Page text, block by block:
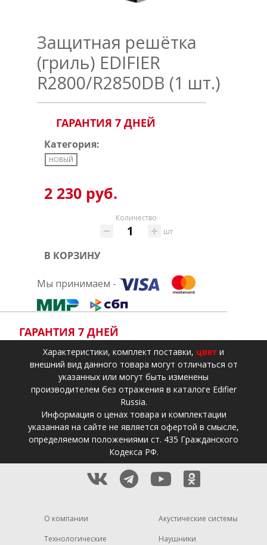
Защитная решётка
(гриль) EDIFIER
R2800/R2850DB (1 шт.)
ГАРАНТИЯ 7 ДНЕЙ
Категория:
НОВЫЙ
2 230 руб.
Количество
шт
В КОРЗИНУ
Мы принимаем -
ГАРАНТИЯ 7 ДНЕЙ
Xарактеристики, комплект поставки, цвет и
внешний вид данного товара могут отличаться от
указанных или могут быть изменены
производителем без отражения в каталоге Edifier
Russia.
Информация о ценах товара и комплектации
указанная на сайте не является офертой в смысле,
определяемом положениями ст. 435 Гражданского
Кодекса РФ.
О компании
Технологические
Акустические системы
Наушники